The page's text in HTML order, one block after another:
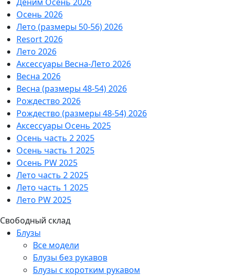
Осень 2026
Лето (размеры 50-56) 2026
Resort 2026
Лето 2026
Аксессуары Весна-Лето 2026
Весна 2026
Весна (размеры 48-54) 2026
Рождество 2026
Рождество (размеры 48-54) 2026
Аксессуары Осень 2025
Осень часть 2 2025
Осень часть 1 2025
Осень PW 2025
Лето часть 2 2025
Лето часть 1 2025
Лето PW 2025
Свободный склад
Блузы
Все модели
Блузы без рукавов
Блузы с коротким рукавом